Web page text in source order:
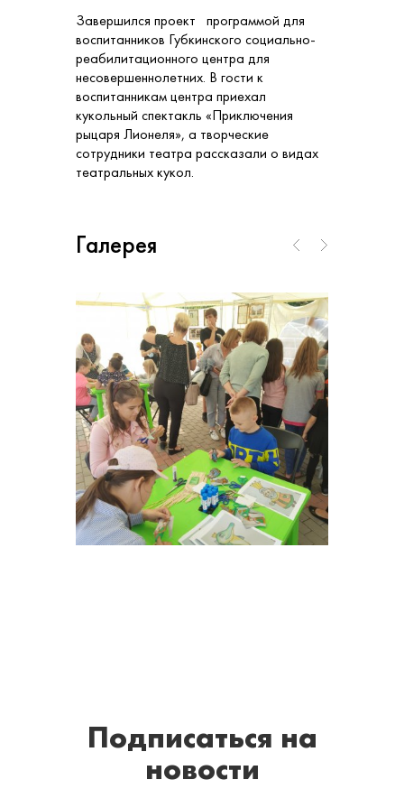
Завершился проект программой для
воспитанников Губкинского социально-
реабилитационного центра для
несовершеннолетних. В гости к
воспитанникам центра приехал
кукольный спектакль «Приключения
рыцаря Лионеля», а творческие
сотрудники театра рассказали о видах
театральных кукол.
Галерея
Подписаться на
новости